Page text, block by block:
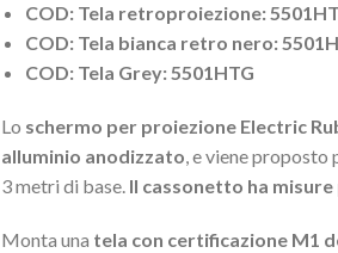
COD: Tela retroproiezione:
COD: Tela bianca retro nero:
COD: Tela Grey: 5501HTG
Lo schermo per proiezione Electric
alluminio anodizzato, e viene proposto
3 metri di base. Il cassonetto ha misure
Monta una tela con certificazione M1